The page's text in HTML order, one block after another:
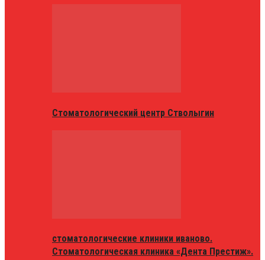
Стоматологический центр Стволыгин
стоматологические клиники иваново.
Стоматологическая клиника «Дента Престиж».